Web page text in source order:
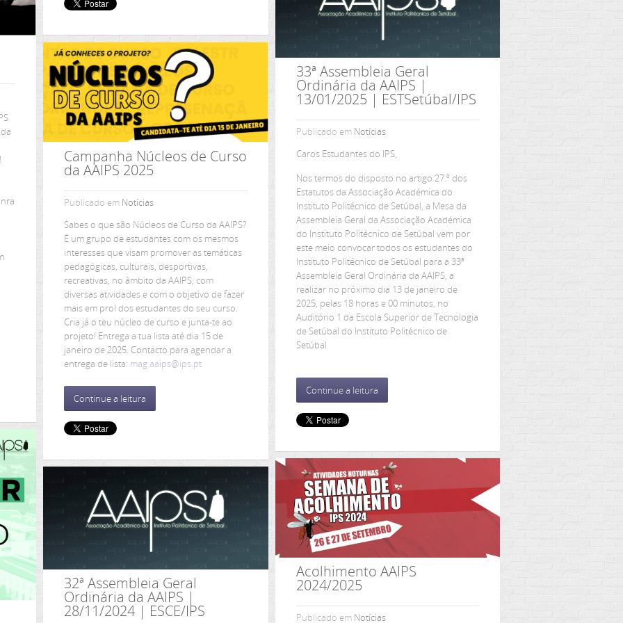
Campanha Núcleos de Curso
da AAIPS 2025
Publicado em Notícias
Sabes o que são Núcleos de Curso da AAIPS?
É um grupo de estudantes com os mesmos
interesses que visam promover as temáticas
pedagógicas, culturais, desportivas,
recreativas, no âmbito da AAIPS, com
diversas atividades e com o objetivo de fazer
mais em prol dos estudantes do seu curso.
Cria já o teu núcleo de curso e junta-te ao
projeto! Entrega a tua lista até dia 15 de
janeiro de 2025. Contacto para agendar a
entrega de lista: mag.aaips@ips.pt
Continue a leitura
32ª Assembleia Geral
Ordinária da AAIPS |
28/11/2024 | ESCE/IPS
33ª Assembleia Geral
Ordinária da AAIPS |
13/01/2025 | ESTSetúbal/IPS
Publicado em Notícias
Caros Estudantes do IPS,
Nos termos do disposto no artigo 27.º dos
Estatutos da Associação Académica do
Instituto Politécnico de Setúbal, a Mesa da
Assembleia Geral da Associação Académica
do Instituto Politécnico de Setúbal vem por
este meio convocar todos os estudantes do
Instituto Politécnico de Setúbal para a 33ª
Assembleia Geral Ordinária da AAIPS, a
realizar no próximo dia 13 de janeiro de
2025, pelas 18 horas e 00 minutos, no
Auditório 1 da Escola Superior de Tecnologia
de Setúbal do Instituto Politécnico de
Setúbal
Continue a leitura
Acolhimento AAIPS
2024/2025
Publicado em Notícias